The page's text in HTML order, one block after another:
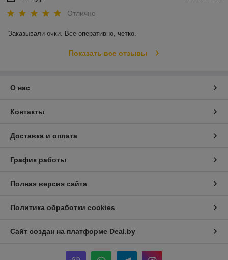
Отлично
Заказывали очки. Все оперативно, четко.
Показать все отзывы
О нас
Контакты
Доставка и оплата
График работы
Полная версия сайта
Политика обработки cookies
Сайт создан на платформе Deal.by